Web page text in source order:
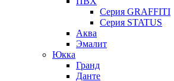
Серия GRAFFITI
Серия STATUS
Аква
Эмалит
Юкка
Гранд
Данте